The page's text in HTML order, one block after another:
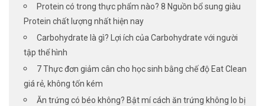
Protein có trong thực phẩm nào? 8 Nguồn bổ sung giàu
Protein chất lượng nhất hiện nay
Carbohydrate là gì? Lợi ích của Carbohydrate với người
tập thể hình
7 Thực đơn giảm cân cho học sinh bằng chế độ Eat Clean
giá rẻ, không tốn kém
Ăn trứng có béo không? Bật mí cách ăn trứng không lo bị